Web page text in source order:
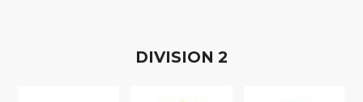
DIVISION 2